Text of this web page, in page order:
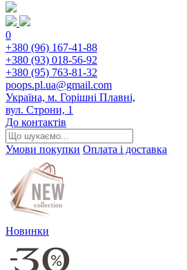
0
+380 (96) 167-41-88
+380 (93) 018-56-92
+380 (95) 763-81-32
poops.pl.ua@gmail.com
Україна, м. Горішні Плавні,
вул. Строни, 1
До контактів
Умови покупки Оплата і доставка
Новинки